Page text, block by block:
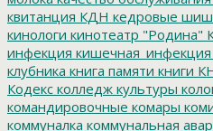
квитанция КДН кедровые
кинологи кинотеатр "Родина"
инфекция кишечная_инфекция
клубника книга памяти книги
Кодекс колледж культуры
командировочные комары
коммуналка коммунальная